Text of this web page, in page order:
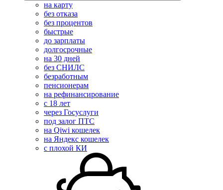
на карту
без отказа
без процентов
быстрые
до зарплаты
долгосрочные
на 30 дней
без СНИЛС
безработным
пенсионерам
на рефинансирование
с 18 лет
через Госуслуги
под залог ПТС
на Qiwi кошелек
на Яндекс кошелек
с плохой КИ